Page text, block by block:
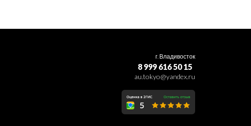
г. Владивосток
8 999 616 50 15
au.tokyo@yandex.ru